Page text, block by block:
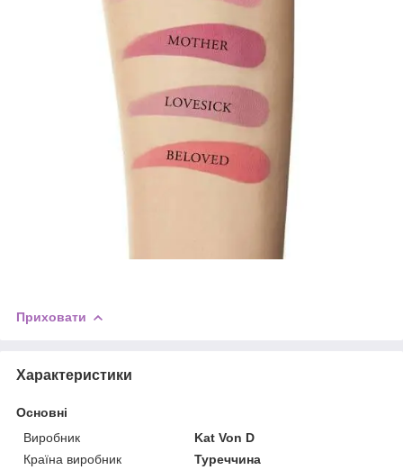
Приховати
Характеристики
Основні
Виробник
Kat Von D
Країна виробник
Туреччина